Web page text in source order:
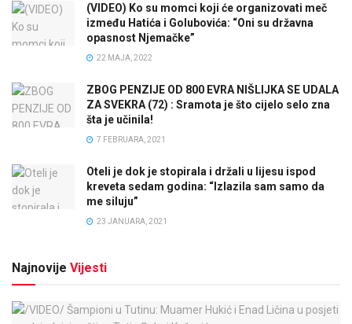
(VIDEO) Ko su momci koji će organizovati meč
između Hatića i Golubovića: “Oni su državna
opasnost Njemačke”
22 MAJA, 2022
ZBOG PENZIJE OD 800 EVRA NIŠLIJKA SE UDALA
ZA SVEKRA (72) : Sramota je što cijelo selo zna
šta je učinila!
7 FEBRUARA, 2021
Oteli je dok je stopirala i držali u lijesu ispod
kreveta sedam godina: “Izlazila sam samo da
me siluju”
23 JANUARA, 2021
Najnovije Vijesti